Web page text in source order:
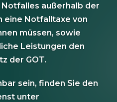
außerhalb der
eine Notfalltaxe von
müssen, sowie
Leistungen den
der GOT.
sein, finden Sie den
unter